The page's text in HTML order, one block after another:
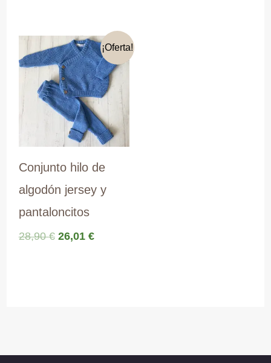
¡Oferta!
Conjunto hilo de
algodón jersey y
pantaloncitos
28,90€ El
26,01 €El